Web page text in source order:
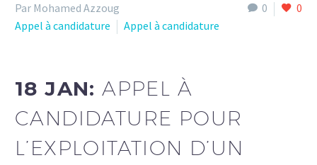
0 0
Par Mohamed Azzoug
Appel à candidature
Appel à candidature
18 JAN:APPEL À
CANDIDATURE POUR
L’EXPLOITATION D’UN